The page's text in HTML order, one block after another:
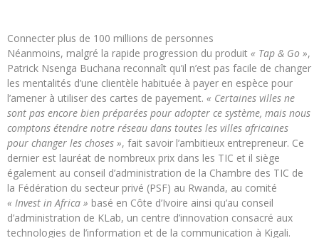
Connecter plus de 100 millions de personnes
Néanmoins, malgré la rapide progression du produit « Tap & Go »,
Patrick Nsenga Buchana reconnaît qu’il n’est pas facile de changer
les mentalités d’une clientèle habituée à payer en espèce pour
l’amener à utiliser des cartes de payement. « Certaines villes ne
sont pas encore bien préparées pour adopter ce système, mais nous
comptons étendre notre réseau dans toutes les villes africaines
pour changer les choses », fait savoir l’ambitieux entrepreneur. Ce
dernier est lauréat de nombreux prix dans les TIC et il siège
également au conseil d’administration de la Chambre des TIC de
la Fédération du secteur privé (PSF) au Rwanda, au comité
« Invest in Africa » basé en Côte d’Ivoire ainsi qu’au conseil
d’administration de KLab, un centre d’innovation consacré aux
technologies de l’information et de la communication à Kigali.